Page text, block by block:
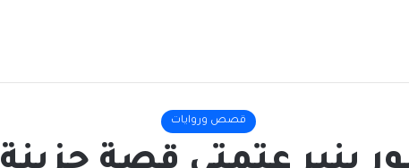
قصص وروايات